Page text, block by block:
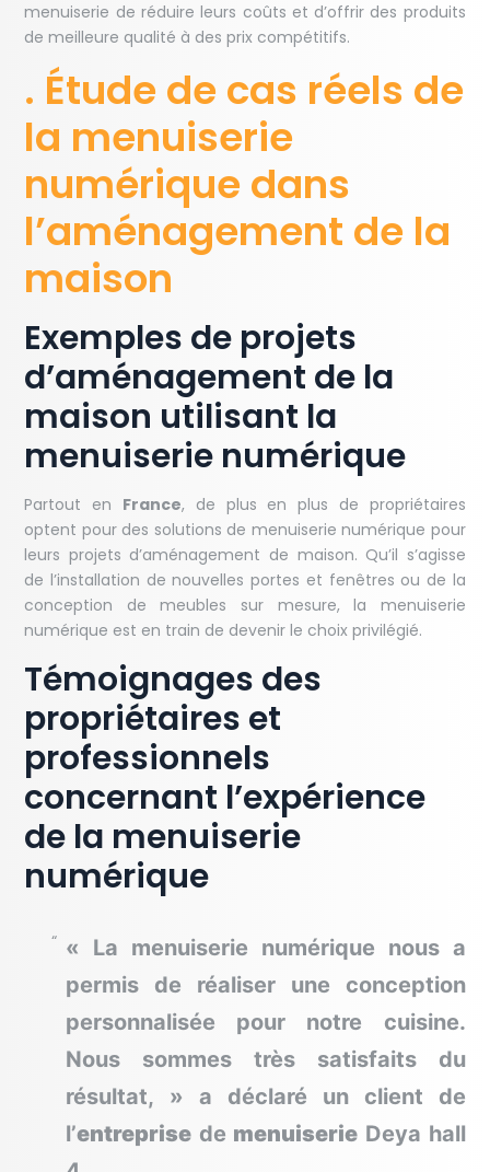
menuiserie de réduire leurs coûts et d’offrir des produits
de meilleure qualité à des prix compétitifs.
. Étude de cas réels de
la menuiserie
numérique dans
l’aménagement de la
maison
Exemples de projets
d’aménagement de la
maison utilisant la
menuiserie numérique
Partout en France, de plus en plus de propriétaires
optent pour des solutions de menuiserie numérique pour
leurs projets d’aménagement de maison. Qu’il s’agisse
de l’installation de nouvelles portes et fenêtres ou de la
conception de meubles sur mesure, la menuiserie
numérique est en train de devenir le choix privilégié.
Témoignages des
propriétaires et
professionnels
concernant l’expérience
de la menuiserie
numérique
« La menuiserie numérique nous a
permis de réaliser une conception
personnalisée pour notre cuisine.
Nous sommes très satisfaits du
résultat, » a déclaré un client de
l’entreprisede menuiserie Deya hall